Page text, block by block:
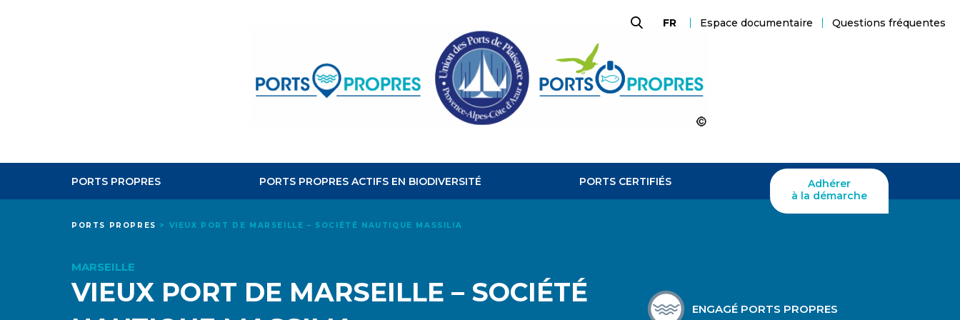
FR Espace documentaire Questions fréquentes
PROPRES
PORTS PROPRES PORTS PROPRES ACTIFS EN BIODIVERSITÉ PORTS CERTIFIÉS
Adhérer
à la démarche
PORTS PROPRES > VIEUX PORT DE MARSEILLE – SOCIÉTÉ NAUTIQUE MASSILIA
MARSEILLE
VIEUX PORT DE MARSEILLE – SOCIÉTÉ
ENGAGÉ PORTS PROPRES